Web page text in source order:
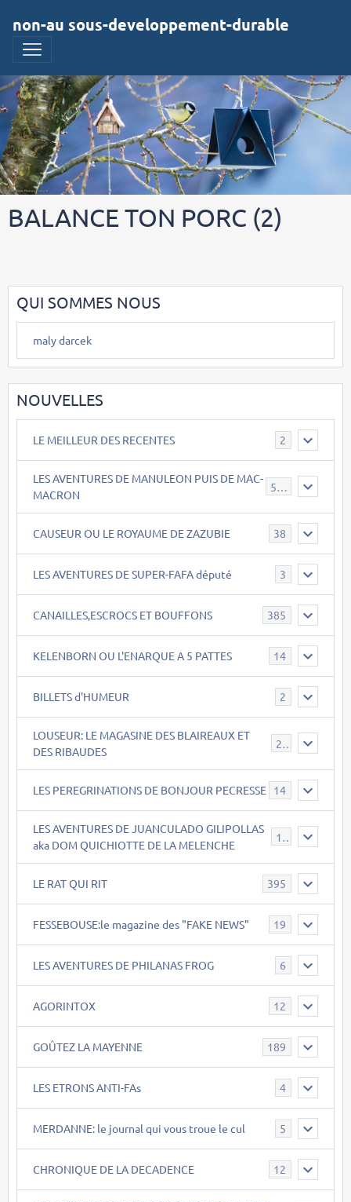
non-au sous-developpement-durable
BALANCE TON PORC (2)
QUI SOMMES NOUS
maly darcek
NOUVELLES
LE MEILLEUR DES RECENTES 2
LES AVENTURES DE MANULEON PUIS DE MAC-
MACRON
543
CAUSEUR OU LE ROYAUME DE ZAZUBIE 38
LES AVENTURES DE SUPER-FAFA député 3
CANAILLES,ESCROCS ET BOUFFONS 385
KELENBORN OU L'ENARQUE A 5 PATTES 14
BILLETS d'HUMEUR 2
LOUSEUR: LE MAGASINE DES BLAIREAUX ET
DES RIBAUDES
21
LES PEREGRINATIONS DE BONJOUR PECRESSE 14
LES AVENTURES DE JUANCULADO GILIPOLLAS
aka DOM QUICHIOTTE DE LA MELENCHE
119
LE RAT QUI RIT 395
FESSEBOUSE:le magazine des "FAKE NEWS" 19
LES AVENTURES DE PHILANAS FROG 6
AGORINTOX 12
GOÛTEZ LA MAYENNE 189
LES ETRONS ANTI-FAs 4
MERDANNE: le journal qui vous troue le cul 5
CHRONIQUE DE LA DECADENCE 12